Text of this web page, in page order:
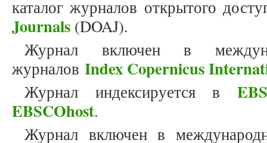
каталог журналов открытого
Journals (DOAJ).
Журнал включен в
журналов Index Copernicus
Журнал индексируется в
EBSCOhost.
Журнал включен в